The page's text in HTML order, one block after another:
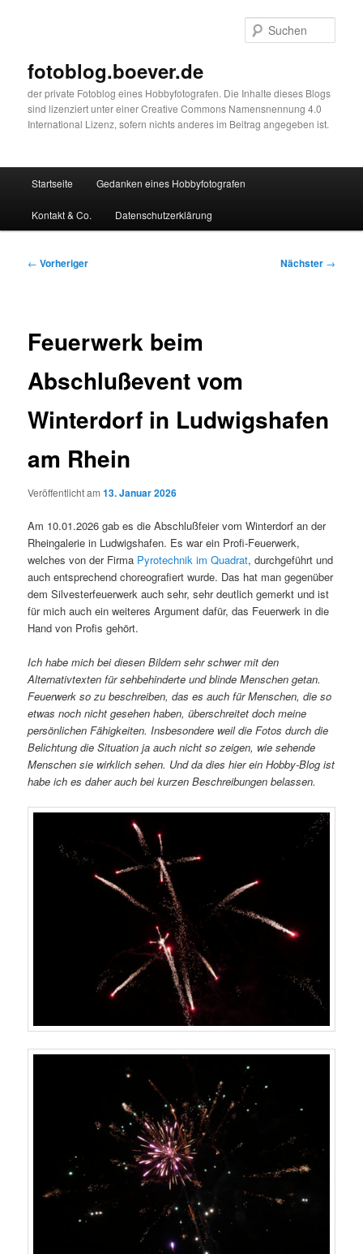
fotoblog.boever.de
der private Fotoblog eines Hobbyfotografen. Die Inhalte dieses Blogs
sind lizenziert unter einer Creative Commons Namensnennung 4.0
International Lizenz, sofern nichts anderes im Beitrag angegeben ist.
Startseite Gedanken eines Hobbyfotografen
Kontakt & Co. Datenschutzerklärung
Beitragsnavigation
← Vorheriger Nächster →
Feuerwerk beim
Abschlußevent vom
Winterdorf in Ludwigshafen
am Rhein
Veröffentlicht am13. Januar 2026
Am 10.01.2026 gab es die Abschlußfeier vom Winterdorf an der
Rheingalerie in Ludwigshafen. Es war ein Profi-Feuerwerk,
welches von der Firma Pyrotechnik im Quadrat, durchgeführt und
auch entsprechend choreografiert wurde. Das hat man gegenüber
dem Silvesterfeuerwerk auch sehr, sehr deutlich gemerkt und ist
für mich auch ein weiteres Argument dafür, das Feuerwerk in die
Hand von Profis gehört.
Ich habe mich bei diesen Bildern sehr schwer mit den
Alternativtexten für sehbehinderte und blinde Menschen getan.
Feuerwerk so zu beschreiben, das es auch für Menschen, die so
etwas noch nicht gesehen haben, überschreitet doch meine
persönlichen Fähigkeiten. Insbesondere weil die Fotos durch die
Belichtung die Situation ja auch nicht so zeigen, wie sehende
Menschen sie wirklich sehen. Und da dies hier ein Hobby-Blog ist
habe ich es daher auch bei kurzen Beschreibungen belassen.